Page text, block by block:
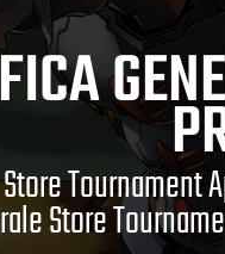
Store Tournament
Store